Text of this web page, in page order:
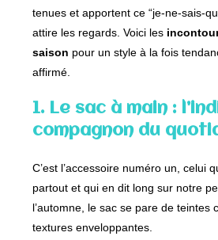
tenues et apportent ce “je-ne-sais-
attire les regards. Voici les
saison pour un style à la fois
affirmé.
1. Le sac à main :
compagnon du
C’est l’accessoire numéro un, celui
partout et qui en dit long sur notre
l’automne, le sac se pare de teintes
textures enveloppantes.